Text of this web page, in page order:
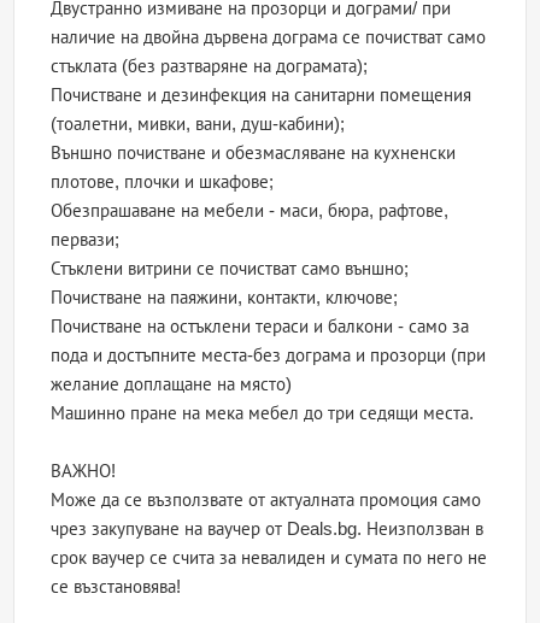
Двустранно измиване на прозорци и дограми/ при
наличие на двойна дървена дограма се почистват само
стъклата (без разтваряне на дограмата);
Почистване и дезинфекция на санитарни помещения
(тоалетни, мивки, вани, душ-кабини);
Външно почистване и обезмасляване на кухненски
плотове, плочки и шкафове;
Обезпрашаване на мебели - маси, бюра, рафтове,
первази;
Стъклени витрини се почистват само външно;
Почистване на паяжини, контакти, ключове;
Почистване на остъклени тераси и балкони - само за
пода и достъпните места-без дограма и прозорци (при
желание доплащане на място)
Машинно пране на мека мебел до три седящи места.
ВАЖНО!
Може да се възползвате от актуалната промоция само
чрез закупуване на ваучер от Deals.bg. Неизползван в
срок ваучер се счита за невалиден и сумата по него не
се възстановява!